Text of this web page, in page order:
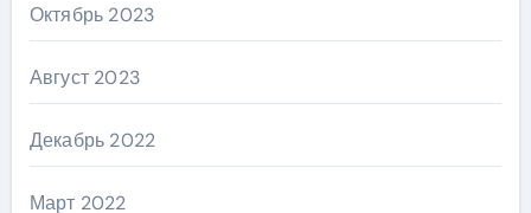
Октябрь 2023
Август 2023
Декабрь 2022
Март 2022